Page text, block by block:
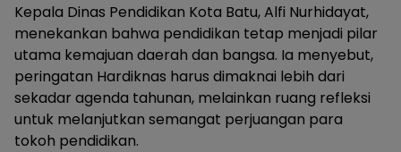
Kepala Dinas Pendidikan Kota Batu, Alfi Nurhidayat,
menekankan bahwa pendidikan tetap menjadi pilar
utama kemajuan daerah dan bangsa. Ia menyebut,
peringatan Hardiknas harus dimaknai lebih dari
sekadar agenda tahunan, melainkan ruang refleksi
untuk melanjutkan semangat perjuangan para
tokoh pendidikan.